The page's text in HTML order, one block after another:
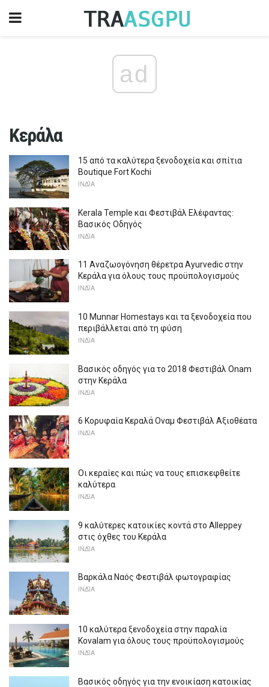
ad
Κεράλα
15 από τα καλύτερα ξενοδοχεία και σπίτια
Boutique Fort Kochi
ΙΝΔΊΑ
Kerala Temple και Φεστιβάλ Ελέφαντας:
Βασικός Οδηγός
ΙΝΔΊΑ
11 Αναζωογόνηση θέρετρα Ayurvedic στην
Κεράλα για όλους τους προϋπολογισμούς
ΙΝΔΊΑ
10 Munnar Homestays και τα ξενοδοχεία που
περιβάλλεται από τη φύση
ΙΝΔΊΑ
Βασικός οδηγός για το 2018 Φεστιβάλ Onam
στην Κεράλα
ΙΝΔΊΑ
6 Κορυφαία Κεραλά Οναμ Φεστιβάλ Αξιοθέατα
ΙΝΔΊΑ
Οι κεραίες και πώς να τους επισκεφθείτε
καλύτερα
ΙΝΔΊΑ
9 καλύτερες κατοικίες κοντά στο Alleppey
στις όχθες του Κεράλα
ΙΝΔΊΑ
Βαρκάλα Ναός Φεστιβάλ φωτογραφίας
ΙΝΔΊΑ
10 καλύτερα ξενοδοχεία στην παραλία
Kovalam για όλους τους προϋπολογισμούς
ΙΝΔΊΑ
Βασικός οδηγός για την ενοικίαση κατοικίας